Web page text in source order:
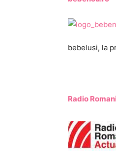
bebelusi, la
Radio